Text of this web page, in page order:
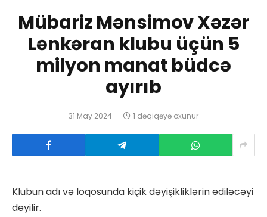
Mübariz Mənsimov Xəzər
Lənkəran klubu üçün 5
milyon manat büdcə
ayırıb
31 May 2024 1 dəqiqəyə oxunur
Klubun adı və loqosunda kiçik dəyişikliklərin ediləcəyi
deyilir.